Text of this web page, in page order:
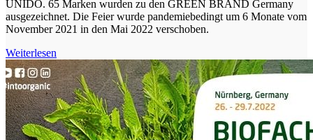
UNIDO. 65 Marken wurden zu den GREEN BRAND Germany
ausgezeichnet. Die Feier wurde pandemiebedingt um 6 Monate vom
November 2021 in den Mai 2022 verschoben.
Weiterlesen